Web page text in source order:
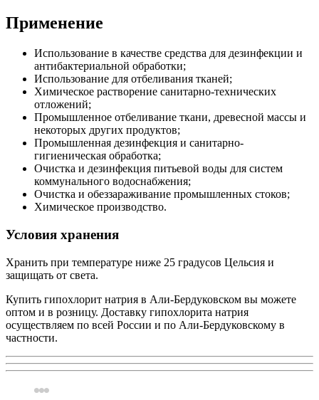
Применение
Использование в качестве средства для дезинфекции и
антибактериальной обработки;
Использование для отбеливания тканей;
Химическое растворение санитарно-технических
отложений;
Промышленное отбеливание ткани, древесной массы и
некоторых других продуктов;
Промышленная дезинфекция и санитарно-
гигиеническая обработка;
Очистка и дезинфекция питьевой воды для систем
коммунального водоснабжения;
Очистка и обеззараживание промышленных стоков;
Химическое производство.
Условия хранения
Хранить при температуре ниже 25 градусов Цельсия и
защищать от света.
Купить гипохлорит натрия в Али-Бердуковском вы можете
оптом и в розницу. Доставку гипохлорита натрия
осуществляем по всей России и по Али-Бердуковскому в
частности.